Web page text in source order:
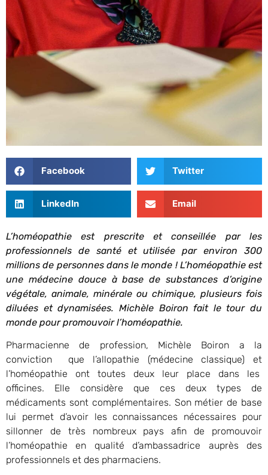
Facebook Twitter
LinkedIn Email
L’homéopathie est prescrite et conseillée par les
professionnels de santé et utilisée par environ 300
millions de personnes dans le monde ! L’homéopathie est
une médecine douce à base de substances d’origine
végétale, animale, minérale ou chimique, plusieurs fois
diluées et dynamisées. Michèle Boiron fait le tour du
monde pour promouvoir l’homéopathie.
Pharmacienne de profession, Michèle Boiron a la
conviction que l’allopathie (médecine classique) et
l’homéopathie ont toutes deux leur place dans les
officines. Elle considère que ces deux types de
médicaments sont complémentaires. Son métier de base
lui permet d’avoir les connaissances nécessaires pour
sillonner de très nombreux pays afin de promouvoir
l’homéopathie en qualité d’ambassadrice auprès des
professionnels et des pharmaciens.